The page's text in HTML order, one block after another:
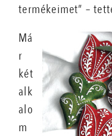
termékeimet” –
Má
r
két
alk
alo
m